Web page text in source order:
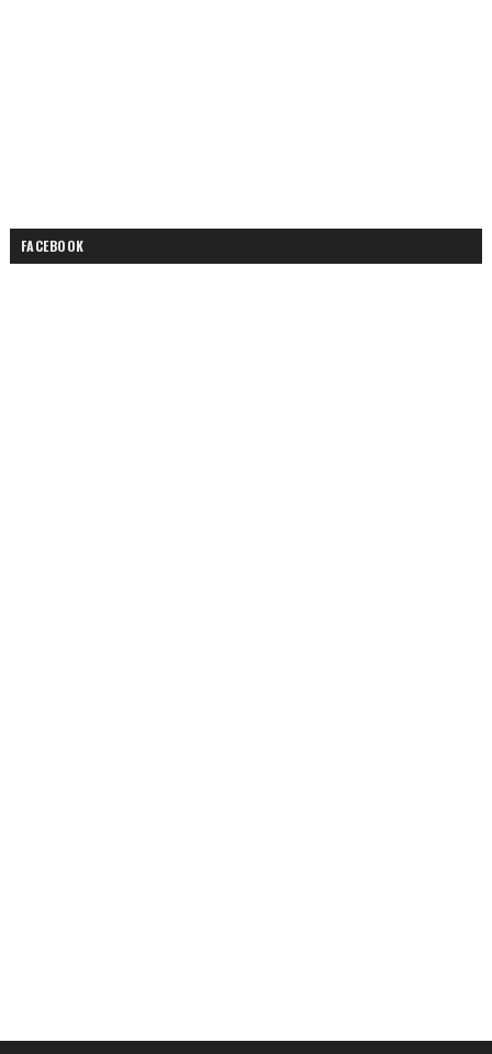
FACEBOOK